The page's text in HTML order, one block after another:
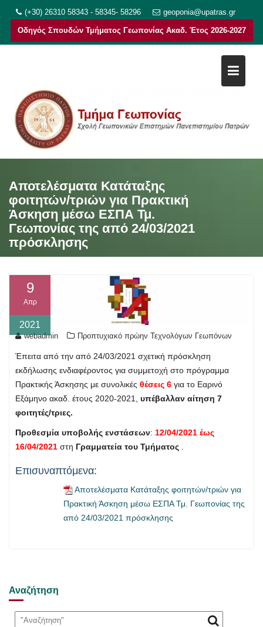
στο
περιεχόμενο
(+30) 26310 58343 - 58345- 58296 geoponia@upatras.gr
Οδηγός Σπουδών Τμήματος Γεωπονίας Ακαδ. Έτος 2026-2027
Αποτελέσματα Κατάταξης
φοιτητών/τριών για Πρακτική
Άσκηση μέσω ΕΣΠΑ Τμ.
Γεωπονίας της από 24/03/2021
πρόσκλησης
9
Απρ
2021
webadmin Προπτυχιακό πρώην Τεχνολόγων Γεωπόνων
Έπειτα από την από 24/03/2021 σχετική πρόσκληση
εκδήλωσης ενδιαφέροντος για συμμετοχή στο πρόγραμμα
Πρακτικής Άσκησης με συνολικές θέσεις 6 για το Εαρινό
Εξάμηνο ακαδ. έτους 2020-2021, υπέβαλλαν αίτηση 7
φοιτητές/τριες.
Προθεσμία υποβολής ενστάσεων: 12/04/2021 έως
16/04/2021 στη Γραμματεία του Τμήματος
Επισυναπτόμενα:
Αποτελέσματα Κατάταξης φοιτητών/τριών για
Πρακτική Άσκηση μέσω ΕΣΠΑ Τμ. Γεωπονίας της
από 24/03/2021 πρόσκλησης
Αναζήτηση